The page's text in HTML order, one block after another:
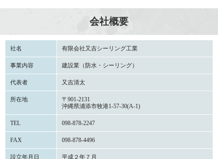
会社概要
社名 有限会社又吉シーリング工業
事業内容 建設業（防水・シーリング）
代表者 又吉清太
所在地
〒901-2131
沖縄県浦添市牧港1-57-30(A-1)
TEL 098-878-2247
FAX 098-878-4496
設立年月日 平成２年７月